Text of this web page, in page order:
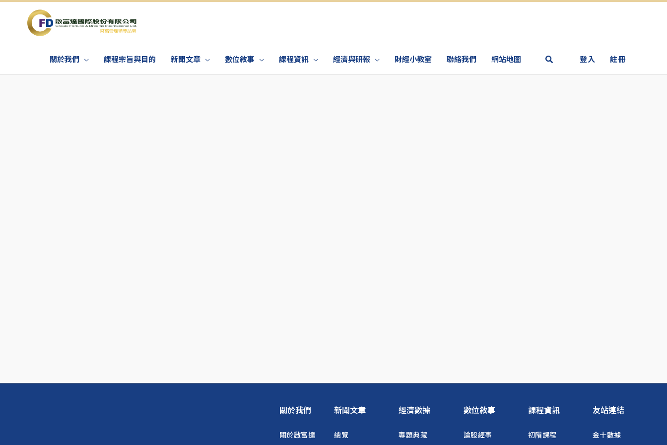
關於我們 課程宗旨與目的 新聞文章 數位敘事 課程資訊 經濟與研報 財經小教室 聯絡我們 網站地圖 登入 註冊
關於我們
關於啟富達
新聞文章
總覽
經濟數據
專題典藏
數位敘事
論股經事
課程資訊
初階課程
友站連結
金十數據